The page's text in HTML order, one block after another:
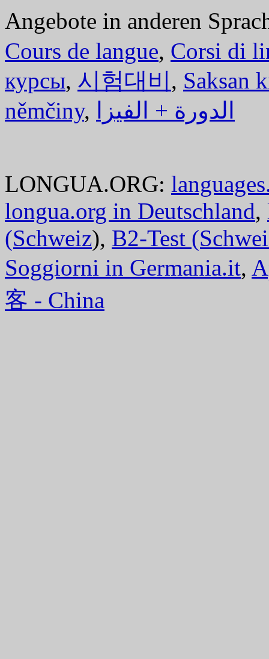
Angebote in anderen
Cours de langue, Corsi di
курсы, 시험대비, Saksan
němčiny, الدورة + الفيزا
LONGUA.ORG:
longua.org in Deutschland,
(Schweiz), B2-Test
Soggiorni in Germania.it,
客 - China